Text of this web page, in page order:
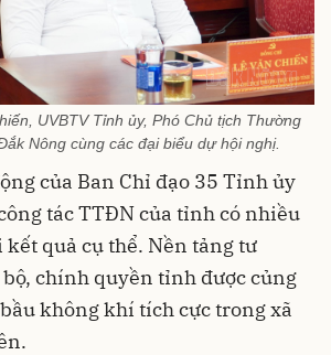
UVBTV Tỉnh ủy, Phó Chủ tịch Thường
Nông cùng các đại biểu dự hội nghị.
của Ban Chỉ đạo 35 Tỉnh ủy
tác TTĐN của tỉnh có nhiều
quả cụ thể. Nền tảng tư
chính quyền tỉnh được củng
không khí tích cực trong xã